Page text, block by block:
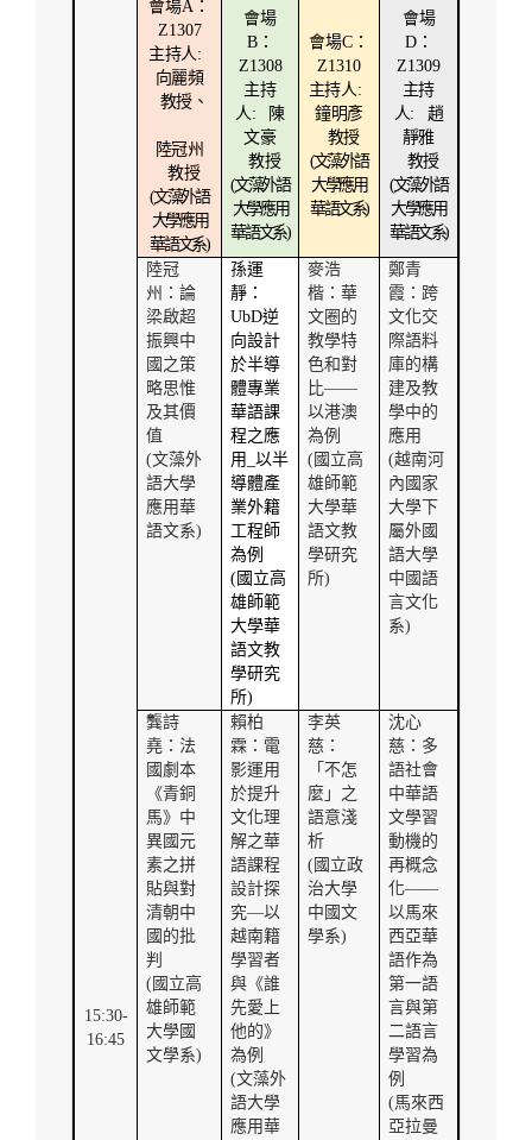
15:30-
16:45
會場A ：
Z1307
主持人:
向麗頻
教授、
陸冠州
教授
(文藻外語
大學應用
華語文系)
會場
B：
Z1308
主持
人:
陳
文豪
教授
(文藻外語
大學應用
華語文系)
會場C ：
Z1310
主持人:
鐘明彥
教授
(文藻外語
大學應用
華語文系)
會場
D：
Z1309
主持
人: 趙
靜雅
教授
(文藻外語
大學應用
華語文系)
陸冠
州：論
梁啟超
振興中
國之策
略思惟
及其價
值
(文藻外
語大學
應用華
語文系)
孫運
靜：
UbD逆
向設計
於半導
體專業
華語課
程之應
用 _以半
導體產
業外籍
工程師
為例
(國立高
雄師範
大學華
語文教
學研究
所)
麥浩
楷：華
文圈的
教學特
色和對
比——
以港澳
為例
( 國立高
雄師範
大學華
語文教
學研究
所)
鄭青
霞：跨
文化交
際語料
庫的構
建及教
學中的
應用
(越南河
內國家
大學下
屬外國
語大學
中國語
言文化
系)
龔詩
堯：法
國劇本
《青銅
馬》中
異國元
素之拼
貼與對
清朝中
國的批
判
( 國立高
雄師範
大學國
文學系)
賴柏
霖：電
影運用
於提升
文化理
解之華
語課程
設計探
究—以
越南籍
學習者
與《誰
先愛上
他的》
為例
(文藻外
語大學
應用華
李英
慈：
「不怎
麼」之
語意淺
析
( 國立政
治大學
中國文
學系)
沈心
慈：多
語社會
中華語
文學習
動機的
再概念
化——
以馬來
西亞華
語作為
第一語
言與第
二語言
學習為
例
(馬來西
亞拉曼